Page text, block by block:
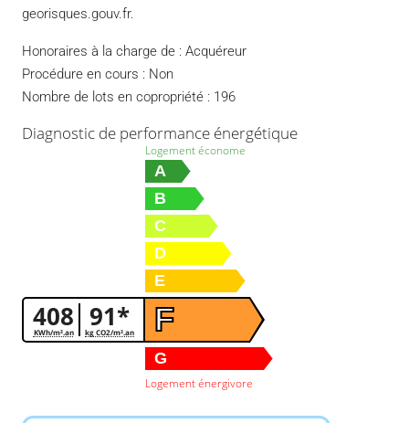
georisques.gouv.fr.
Honoraires à la charge de : Acquéreur
Procédure en cours : Non
Nombre de lots en copropriété : 196
Diagnostic de performance énergétique
408
KWh/m².an 91*
kg CO2/m².an
Logement économe
A
B
C
D
E
F
G
Logement énergivore